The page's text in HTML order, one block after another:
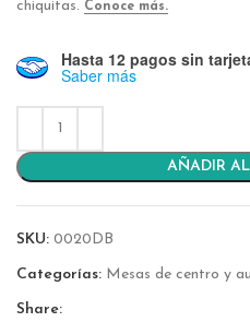
Hasta 12 pagos sin
Saber más
AÑADIR
SKU: 0020DB
Categorías: Mesas de centro y
Share: